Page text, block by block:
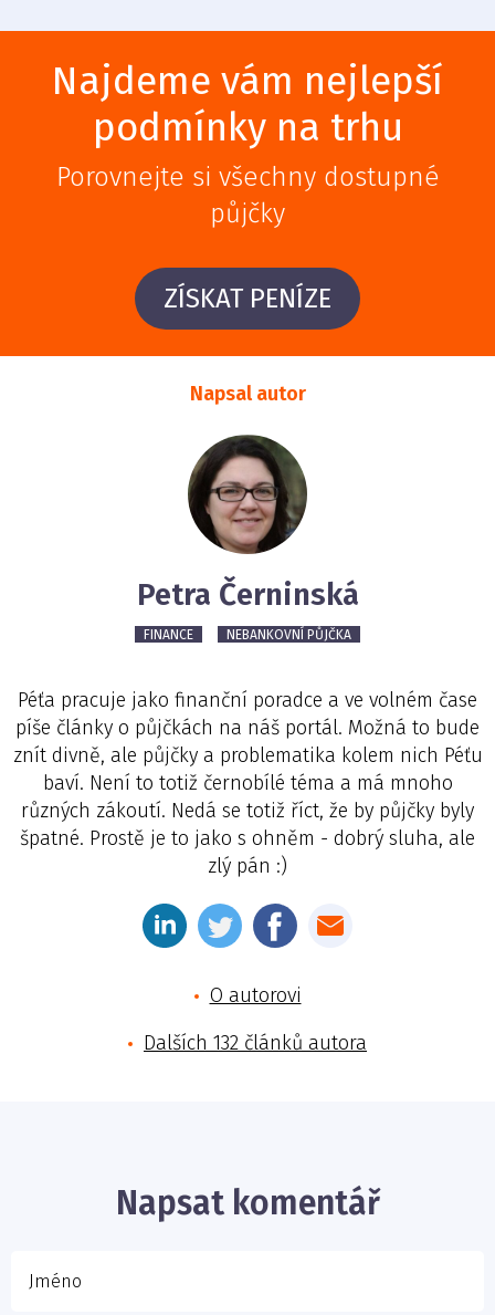
Najdeme vám nejlepší
podmínky na trhu
Porovnejte si všechny dostupné
půjčky
ZÍSKAT PENÍZE
Napsal autor
Petra Černinská
FINANCE NEBANKOVNÍ PŮJČKA
Péťa pracuje jako finanční poradce a ve volném čase
píše články o půjčkách na náš portál. Možná to bude
znít divně, ale půjčky a problematika kolem nich Péťu
baví. Není to totiž černobílé téma a má mnoho
různých zákoutí. Nedá se totiž říct, že by půjčky byly
špatné. Prostě je to jako s ohněm - dobrý sluha, ale
zlý pán :)
O autorovi
Dalších 132 článků autora
Napsat komentář